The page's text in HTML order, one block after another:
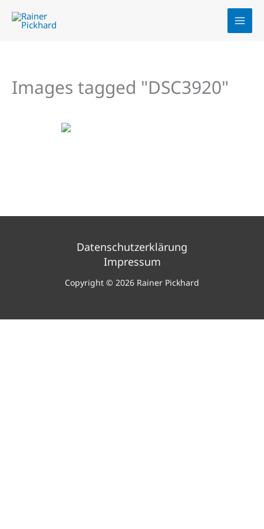
Inhalt
Images tagged "DSC3920"
Datenschutzerklärung
Impressum
Copyright © 2026 Rainer Pickhard